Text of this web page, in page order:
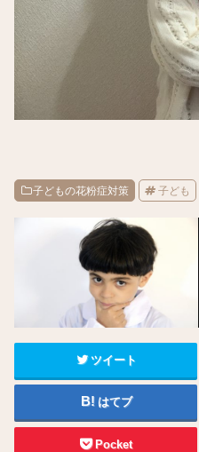
子どもの花粉症対策 子ども
ツイート
はてブ
Pocket